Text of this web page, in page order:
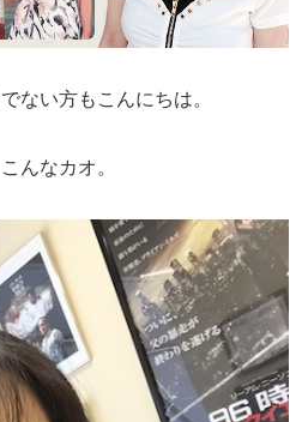
ない方もこんにちは。
んなカオ。